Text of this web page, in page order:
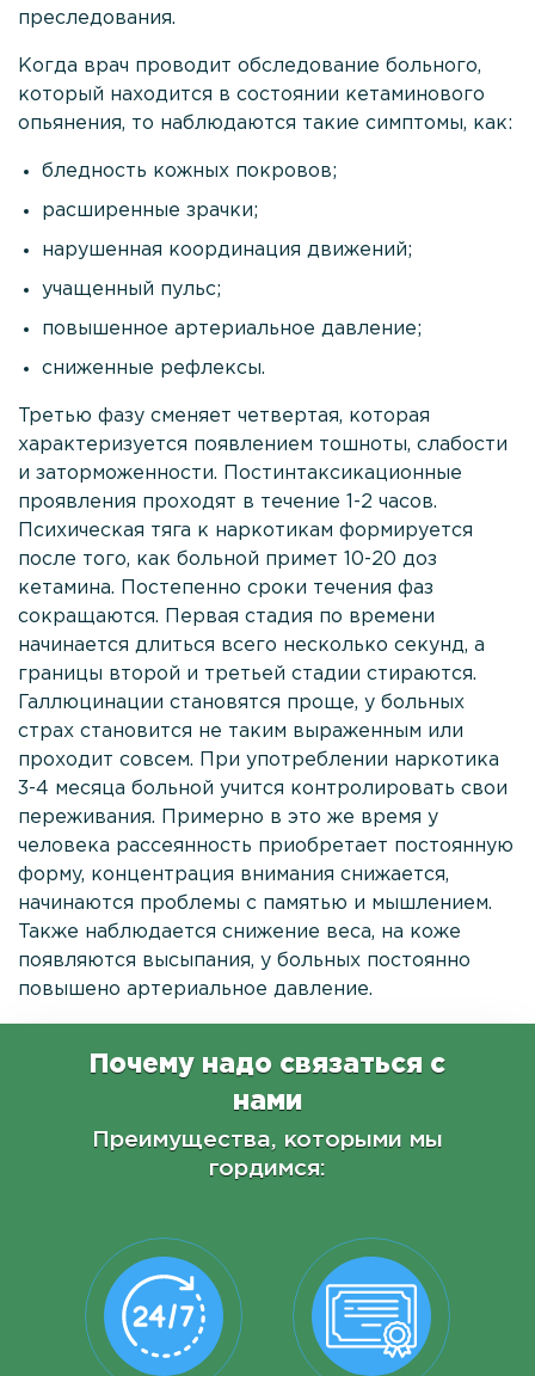
преследования.
Когда врач проводит обследование больного,
который находится в состоянии кетаминового
опьянения, то наблюдаются такие симптомы, как:
бледность кожных покровов;
расширенные зрачки;
нарушенная координация движений;
учащенный пульс;
повышенное артериальное давление;
сниженные рефлексы.
Третью фазу сменяет четвертая, которая
характеризуется появлением тошноты, слабости
и заторможенности. Постинтаксикационные
проявления проходят в течение 1-2 часов.
Психическая тяга к наркотикам формируется
после того, как больной примет 10-20 доз
кетамина. Постепенно сроки течения фаз
сокращаются. Первая стадия по времени
начинается длиться всего несколько секунд, а
границы второй и третьей стадии стираются.
Галлюцинации становятся проще, у больных
страх становится не таким выраженным или
проходит совсем. При употреблении наркотика
3-4 месяца больной учится контролировать свои
переживания. Примерно в это же время у
человека рассеянность приобретает постоянную
форму, концентрация внимания снижается,
начинаются проблемы с памятью и мышлением.
Также наблюдается снижение веса, на коже
появляются высыпания, у больных постоянно
повышено артериальное давление.
Почему надо связаться с
нами
Преимущества, которыми мы
гордимся: